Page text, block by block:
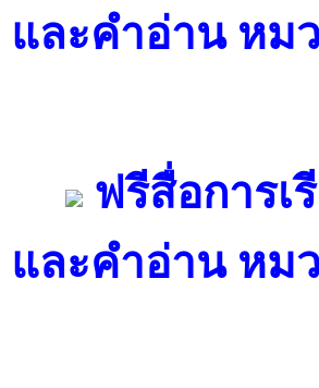
และคำอ่าน หม
ฟรีสื่อการ
และคำอ่าน หม